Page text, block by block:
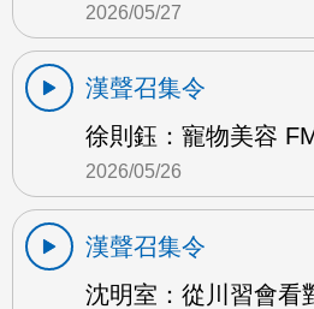
2026/05/27
漢聲召集令
徐則鈺：寵物美容
2026/05/26
漢聲召集令
沈明室：從川習會看